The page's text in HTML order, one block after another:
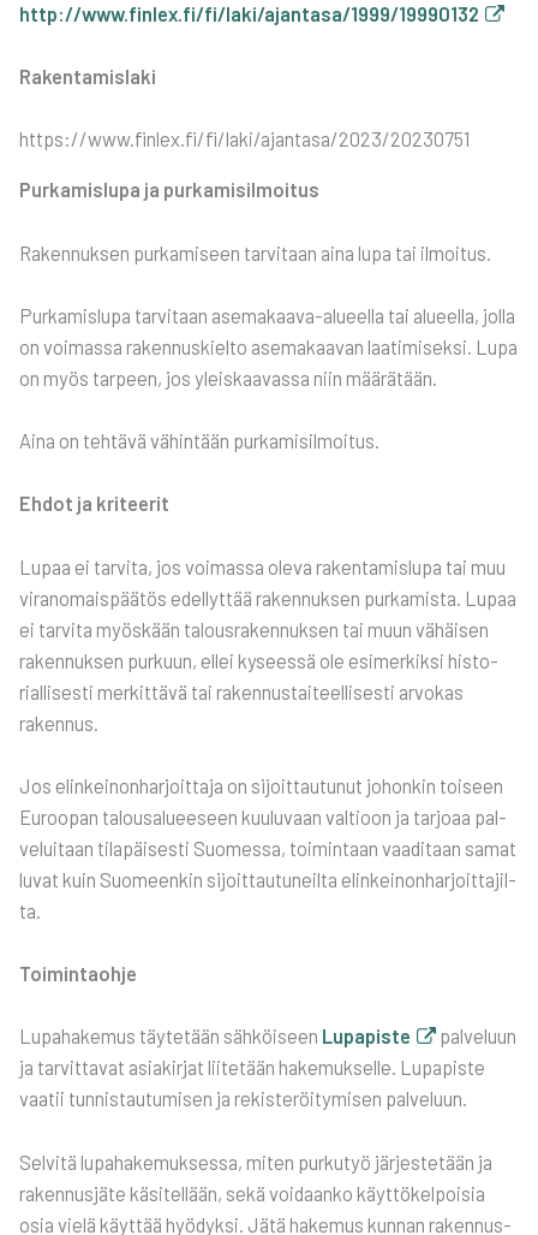
http://www.finlex.fi/fi/laki/ajantasa/1999/19990132
Raken­ta­mis­la­ki
https://www.finlex.fi/fi/laki/ajantasa/2023/20230751
Pur­ka­mis­lu­pa ja pur­ka­mi­sil­moi­tus
Raken­nuk­sen pur­ka­mi­seen tar­vi­taan aina lupa tai ilmoi­tus.
Pur­ka­mis­lu­pa tar­vi­taan ase­ma­kaa­va-alu­eel­la tai alu­eel­la, jol­la
on voi­mas­sa raken­nus­kiel­to ase­ma­kaa­van laa­ti­mi­sek­si. Lupa
on myös tar­peen, jos yleis­kaa­vas­sa niin mää­rä­tään.
Aina on teh­tä­vä vähin­tään pur­ka­mi­sil­moi­tus.
Ehdot ja kri­tee­rit
Lupaa ei tar­vi­ta, jos voi­mas­sa ole­va raken­ta­mis­lu­pa tai muu
viran­omais­pää­tös edel­lyt­tää raken­nuk­sen pur­ka­mis­ta. Lupaa
ei tar­vi­ta myös­kään talous­ra­ken­nuk­sen tai muun vähäi­sen
raken­nuk­sen pur­kuun, ellei kysees­sä ole esi­mer­kik­si his­to­
rial­li­ses­ti mer­kit­tä­vä tai raken­nus­tai­teel­li­ses­ti arvo­kas
raken­nus.
Jos elin­kei­non­har­joit­ta­ja on sijoit­tau­tu­nut johon­kin toi­seen
Euroo­pan talous­a­lu­ee­seen kuu­lu­vaan val­tioon ja tar­jo­aa pal­
ve­lui­taan tila­päi­ses­ti Suo­mes­sa, toi­min­taan vaa­di­taan samat
luvat kuin Suo­meen­kin sijoit­tau­tu­neil­ta elin­kei­non­har­joit­ta­jil­
ta.
Toi­min­taoh­je
Lupa­ha­ke­mus täy­te­tään säh­köi­seen Lupa­pis­te
pal­ve­luun
ja tar­vit­ta­vat asia­kir­jat lii­te­tään hake­muk­sel­le. Lupa­pis­te
vaa­tii tun­nis­tau­tu­mi­sen ja rekis­te­röi­ty­mi­sen pal­ve­luun.
Sel­vi­tä lupa­ha­ke­muk­ses­sa, miten pur­ku­työ jär­jes­te­tään ja
raken­nus­jä­te käsi­tel­lään, sekä voi­daan­ko käyt­tö­kel­poi­sia
osia vie­lä käyt­tää hyö­dyk­si. Jätä hake­mus kun­nan raken­nus­